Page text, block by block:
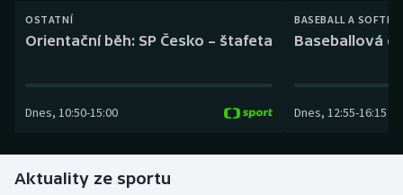
Curling
Golf
OSTATNÍ
Orientační běh: SP Česko – štafeta
Dnes, 10:50-15:00
BASEBALL A
Baseballová
Dnes, 12:55-16:15
Aktuality ze sportu